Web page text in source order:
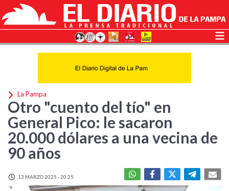
La Pampa
Otro "cuento del tío" en
General Pico: le sacaron
20.000 dólares a una vecina de
90 años
13 MARZO 2025 - 20:25